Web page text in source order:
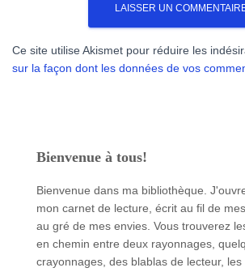
Ce site utilise Akismet pour réduire les
sur la façon dont les données de vos
Bienvenue à tous!
Bienvenue dans ma bibliothèque.
mon carnet de lecture, écrit au fil de
au gré de mes envies. Vous trouverez
en chemin entre deux rayonnages,
crayonnages, des blablas de lecteur,